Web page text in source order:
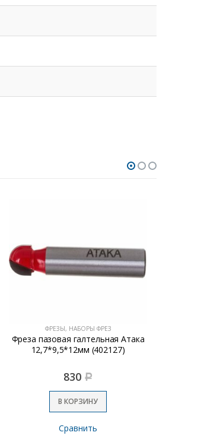
ФРЕЗЫ, НАБОРЫ ФРЕЗ
Фреза пазовая галтельная Атака
12,7*9,5*12мм (402127)
830 Р
В КОРЗИНУ
Сравнить